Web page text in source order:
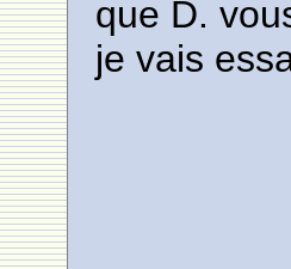
que D.
je vais